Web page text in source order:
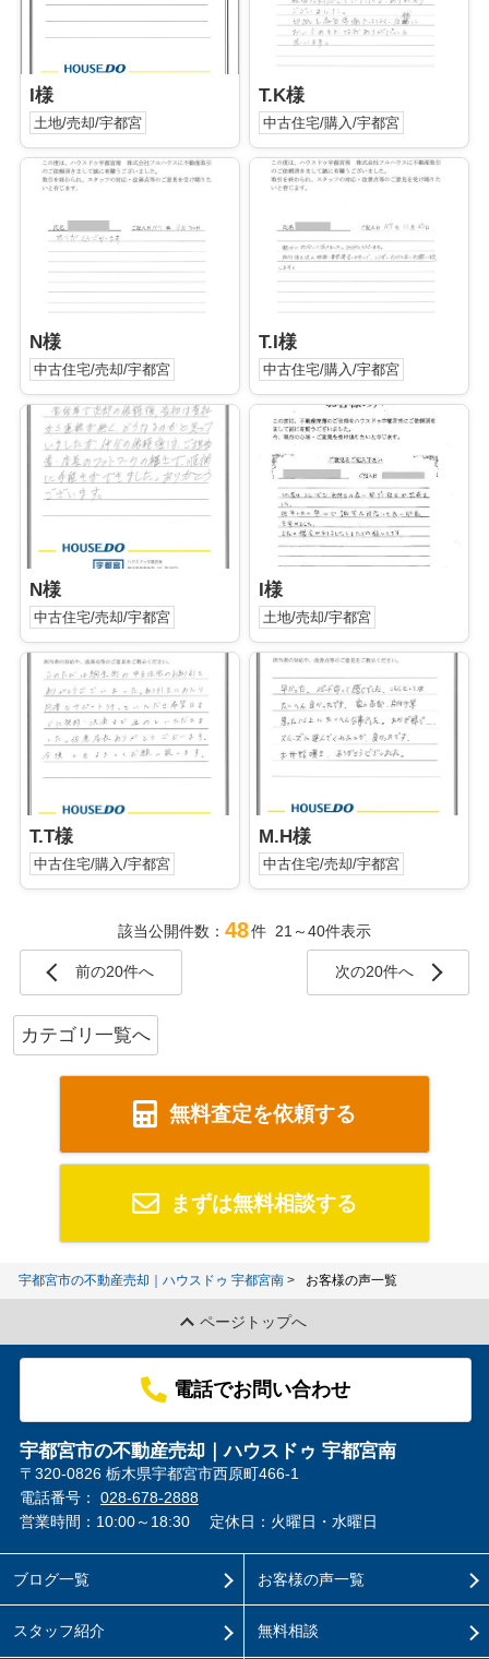
I様
土地/売却/宇都宮
T.K様
中古住宅/購入/宇都宮
N様
中古住宅/売却/宇都宮
T.I様
中古住宅/購入/宇都宮
N様
中古住宅/売却/宇都宮
I様
土地/売却/宇都宮
T.T様
中古住宅/購入/宇都宮
M.H様
中古住宅/売却/宇都宮
該当公開件数： 48件 21～40件表示
前の20件へ 次の20件へ
カテゴリ一覧へ
無料査定を依頼する
まずは無料相談する
宇都宮市の不動産売却｜ハウスドゥ 宇都宮南 お客様の声一覧
ページトップへ
電話でお問い合わせ
宇都宮市の不動産売却｜ハウスドゥ 宇都宮南
〒320-0826 栃木県宇都宮市西原町466-1
電話番号： 028-678-2888
営業時間：10:00～18:30
定休日：火曜日・水曜日
ブログ一覧
スタッフ紹介
お客様の声一覧
無料相談